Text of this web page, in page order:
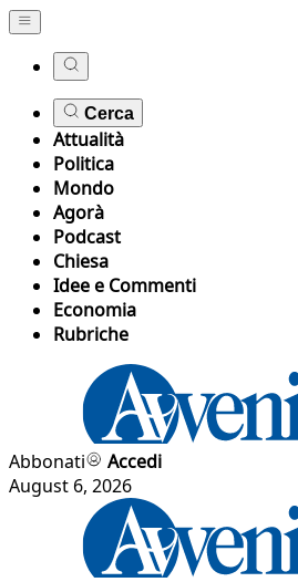
Cerca
Attualità
Politica
Mondo
Agorà
Podcast
Chiesa
Idee e Commenti
Economia
Rubriche
Abbonati
Accedi
August 6, 2026